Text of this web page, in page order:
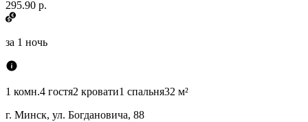
295.90 р.
за 1 ночь
1 комн.4 гостя2 кровати1 спальня32 м²
г. Минск, ул. Богдановича, 88